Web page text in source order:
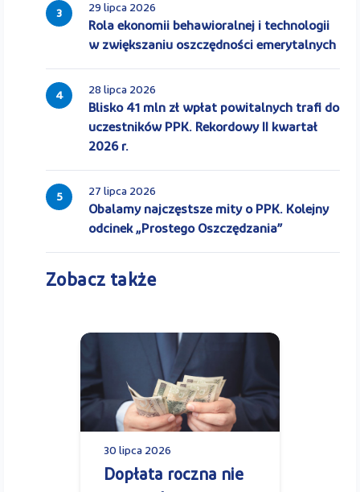
3 29 lipca 2026
Rola ekonomii behawioralnej i technologii
w zwiększaniu oszczędności emerytalnych
4 28 lipca 2026
Blisko 41 mln zł wpłat powitalnych trafi do
uczestników PPK. Rekordowy II kwartał
2026 r.
5 27 lipca 2026
Obalamy najczęstsze mity o PPK. Kolejny
odcinek „Prostego Oszczędzania”
Zobacz także
30 lipca 2026
Dopłata roczna nie